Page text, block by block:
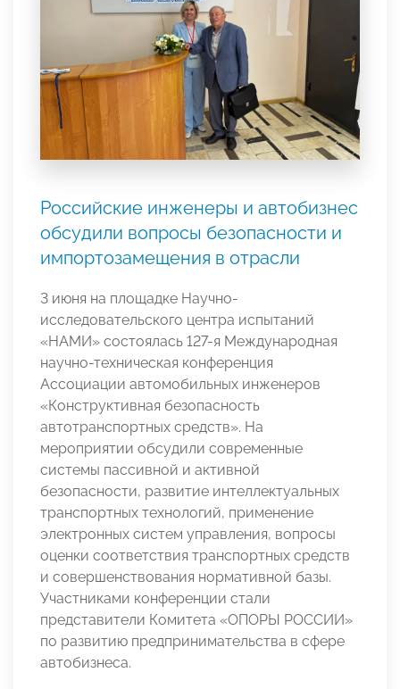
Российские инженеры и автобизнес
обсудили вопросы безопасности и
импортозамещения в отрасли
3 июня на площадке Научно-
исследовательского центра испытаний
«НАМИ» состоялась 127-я Международная
научно-техническая конференция
Ассоциации автомобильных инженеров
«Конструктивная безопасность
автотранспортных средств». На
мероприятии обсудили современные
системы пассивной и активной
безопасности, развитие интеллектуальных
транспортных технологий, применение
электронных систем управления, вопросы
оценки соответствия транспортных средств
и совершенствования нормативной базы.
Участниками конференции стали
представители Комитета «ОПОРЫ РОССИИ»
по развитию предпринимательства в сфере
автобизнеса.